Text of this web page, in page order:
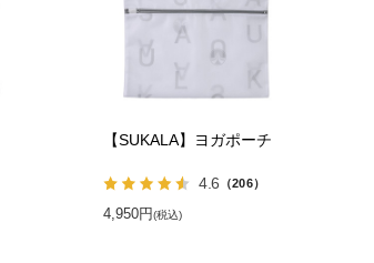
【SUKALA】ヨガポーチ
4.6 （206）
4,950円(税込)